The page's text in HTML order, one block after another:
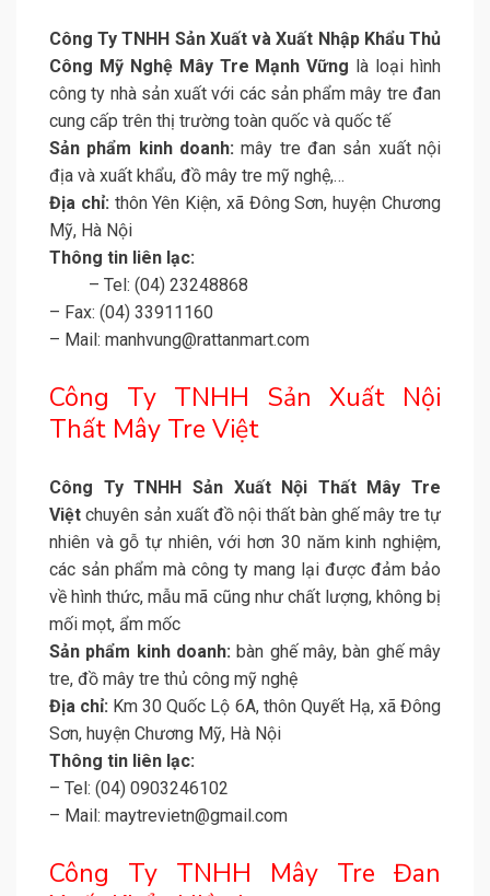
Công Ty TNHH Sản Xuất và Xuất Nhập Khẩu Thủ
Công Mỹ Nghệ Mây Tre Mạnh Vững là loại hình
công ty nhà sản xuất với các sản phẩm mây tre đan
cung cấp trên thị trường toàn quốc và quốc tế
Sản phẩm kinh doanh:mây tre đan sản xuất nội
địa và xuất khẩu, đồ mây tre mỹ nghệ,…
Địa chỉ: thôn Yên Kiện, xã Đông Sơn, huyện Chương
Mỹ, Hà Nội
Thông tin liên lạc:
– Tel: (04) 23248868
– Fax: (04) 33911160
– Mail: manhvung@rattanmart.com
Công Ty TNHH Sản Xuất Nội
Thất Mây Tre Việt
Công Ty TNHH Sản Xuất Nội Thất Mây Tre
Việt chuyên sản xuất đồ nội thất bàn ghế mây tre tự
nhiên và gỗ tự nhiên, với hơn 30 năm kinh nghiệm,
các sản phẩm mà công ty mang lại được đảm bảo
về hình thức, mẫu mã cũng như chất lượng, không bị
mối mọt, ẩm mốc
Sản phẩm kinh doanh: bàn ghế mây, bàn ghế mây
tre, đồ mây tre thủ công mỹ nghệ
Địa chỉ: Km 30 Quốc Lộ 6A, thôn Quyết Hạ, xã Đông
Sơn, huyện Chương Mỹ, Hà Nội
Thông tin liên lạc:
– Tel: (04) 0903246102
– Mail: maytrevietn@gmail.com
Công Ty TNHH Mây Tre Đan